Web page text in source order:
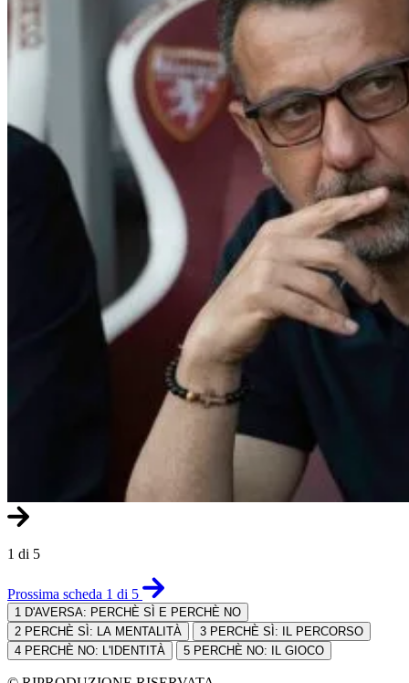
1 di 5
Prossima scheda 1 di 5
1 D'AVERSA: PERCHÈ SÌ E PERCHÈ NO
2 PERCHÈ SÌ: LA MENTALITÀ 3 PERCHÈ SÌ: IL PERCORSO
4 PERCHÈ NO: L'IDENTITÀ 5 PERCHÈ NO: IL GIOCO